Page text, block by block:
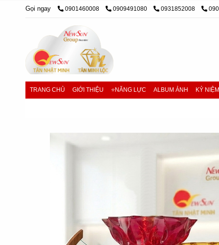
Gọi ngay 0901460008 0909491080 0931852008
TRANG CHỦ GIỚI THIỆU ⭐NĂNG LỰC ALBUM ẢNH KỶ